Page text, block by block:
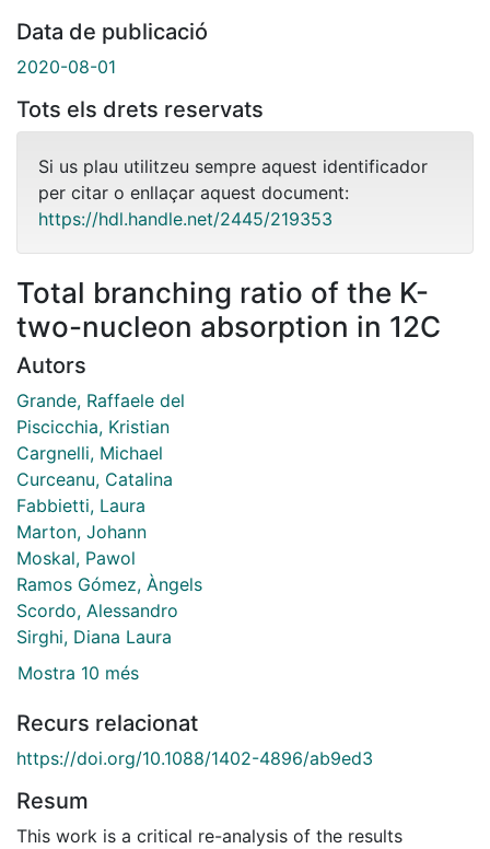
Data de publicació
2020-08-01
Tots els drets reservats
Si us plau utilitzeu sempre aquest identificador
per citar o enllaçar aquest document:
https://hdl.handle.net/2445/219353
Total branching ratio of the K-
two-nucleon absorption in 12C
Autors
Grande, Raffaele del
Piscicchia, Kristian
Cargnelli, Michael
Curceanu, Catalina
Fabbietti, Laura
Marton, Johann
Moskal, Pawol
Ramos Gómez, Àngels
Scordo, Alessandro
Sirghi, Diana Laura
Mostra 10 més
Recurs relacionat
https://doi.org/10.1088/1402-4896/ab9ed3
Resum
This work is a critical re-analysis of the results